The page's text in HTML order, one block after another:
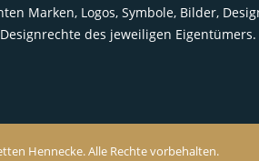
Marken, Logos, Symbole, Bilder,
des jeweiligen Eigentümers.
Hennecke. Alle Rechte vorbehalten.